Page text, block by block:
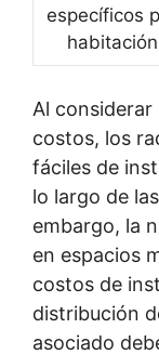
específicos
habitación
Al
costos, los
fáciles de
lo largo de
embargo, la
en espacios
costos de
distribución
asociado